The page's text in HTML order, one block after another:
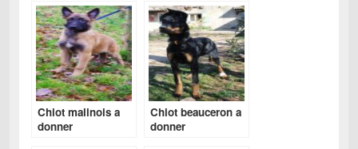
Chiot malinois a
donner
Chiot beauceron a
donner